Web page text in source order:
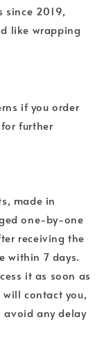
since 2019,
like wrapping
if you order
further
made in
one-by-one
receiving the
within 7 days.
it as soon as
will contact you,
any delay